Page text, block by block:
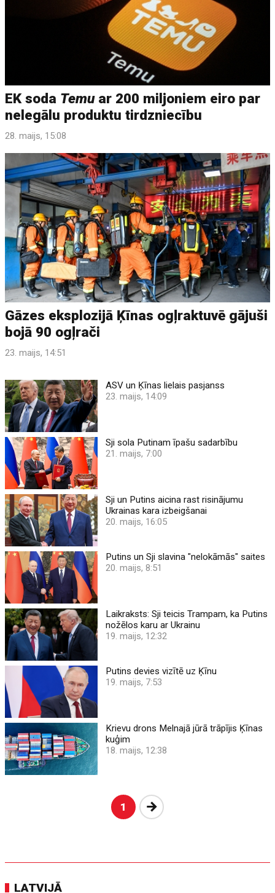
EK soda Temuar 200 miljoniem eiro par
nelegālu produktu tirdzniecību
28. maijs, 15:08
Gāzes eksplozijā Ķīnas ogļraktuvē gājuši
bojā 90 ogļrači
23. maijs, 14:51
ASV un Ķīnas lielais pasjanss
23. maijs, 14:09
Sji sola Putinam īpašu sadarbību
21. maijs, 7:00
Sji un Putins aicina rast risinājumu
Ukrainas kara izbeigšanai
20. maijs, 16:05
Putins un Sji slavina "nelokāmās" saites
20. maijs, 8:51
Laikraksts: Sji teicis Trampam, ka Putins
nožēlos karu ar Ukrainu
19. maijs, 12:32
Putins devies vizītē uz Ķīnu
19. maijs, 7:53
Krievu drons Melnajā jūrā trāpījis Ķīnas
kuģim
18. maijs, 12:38
1 Nākošā
LATVIJĀ